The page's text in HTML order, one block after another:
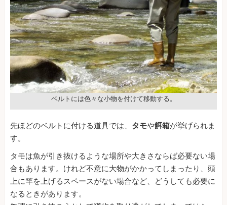
ベルトには色々な小物を付けて移動する。
先ほどのベルトに付ける道具では、 タモや餌箱が挙げられま
す。
タモは魚が引き抜けるような場所や大きさならば必要ない場
合もあります。けれど不意に大物がかかってしまったり、頭
上に竿を上げるスペースがない場合など、どうしても必要に
なるときがあります。